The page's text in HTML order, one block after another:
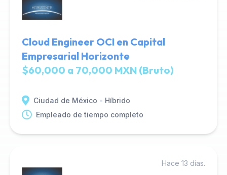
Cloud Engineer OCI en Capital
Empresarial Horizonte
$60,000 a 70,000 MXN (Bruto)
Ciudad de México - Híbrido
Empleado de tiempo completo
Hace 13 días.